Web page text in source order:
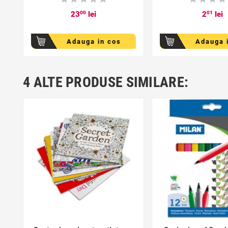

favorite_border
2300 lei
Adauga in cos
201 lei
Adauga
4 ALTE PRODUSE SIMILARE: